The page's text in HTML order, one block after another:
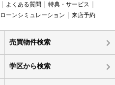
よくある質問
特典・サービス
ローンシミュレーション 来店予約
売買物件検索
学区から検索